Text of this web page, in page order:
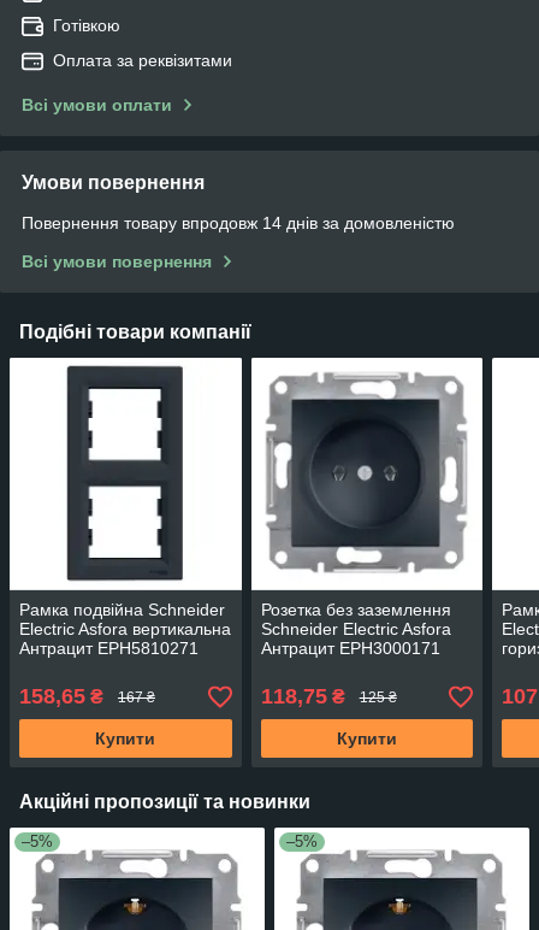
Готівкою
Оплата за реквізитами
Всі умови оплати
Умови повернення
Повернення товару впродовж 14 днів за домовленістю
Всі умови повернення
Подібні товари компанії
Рамка подвійна Schneider
Electric Asfora вертикальна
Антрацит EPH5810271
158,65 ₴ 167 ₴
Купити
Розетка без заземлення
Schneider Electric Asfora
Антрацит EPH3000171
118,75₴ 125 ₴
Купити
Акційні пропозиції та новинки
–5% –5%